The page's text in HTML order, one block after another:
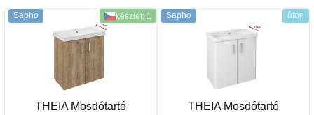
Sapho készlet: 1
THEIA Mosdótartó
Sapho úton
THEIA Mosdótartó